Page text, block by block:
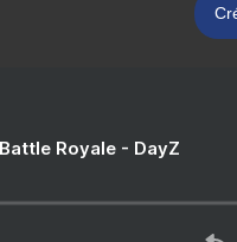
Royale - DayZ